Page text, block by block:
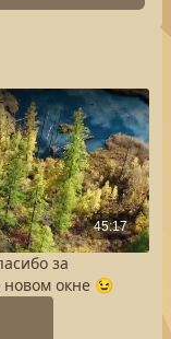
за
новом окне 😉